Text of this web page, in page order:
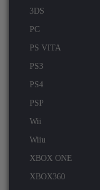
3DS
PC
PS VITA
PS3
PS4
PSP
Wii
Wiiu
XBOX ONE
XBOX360